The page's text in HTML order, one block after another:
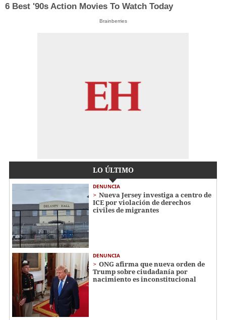
6 Best '90s Action Movies To Watch Today
Brainberries
LO ÚLTIMO
DENUNCIA
Nueva Jersey investiga a centro de
ICE por violación de derechos
civiles de migrantes
DENUNCIA
ONG afirma que nueva orden de
Trump sobre ciudadanía por
nacimiento es inconstitucional